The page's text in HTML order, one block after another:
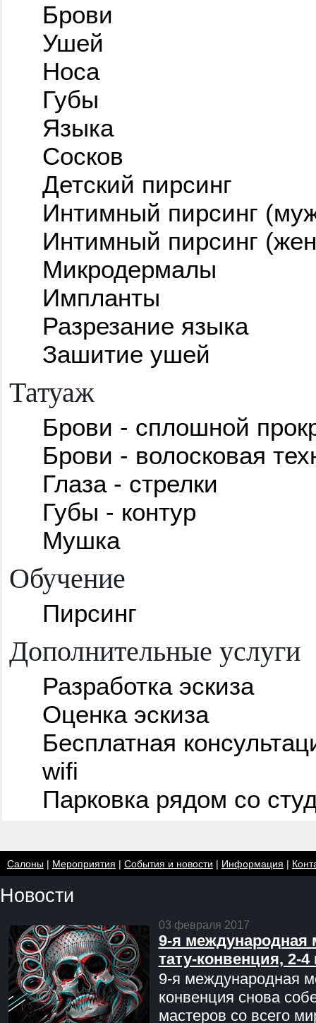
Брови
Ушей
Носа
Губы
Языка
Сосков
Детский пирсинг
Интимный пирсинг
Интимный пирсинг
Микродермалы
Импланты
Разрезание языка
Зашитие ушей
Татуаж
Брови - сплошной
Брови - волосковая
Глаза - стрелки
Губы - контур
Мушка
Обучение
Пирсинг
Дополнительные услуги
Разработка эскиза
Оценка эскиза
Бесплатная
wifi
Парковка рядом со
Салоны| Мероприятия | События и новости | Информация |
Новости
03 февраля 2017
9-я международная
тату-конвенция, 2-
9-я международная
конвенция снова
мастеров со всего